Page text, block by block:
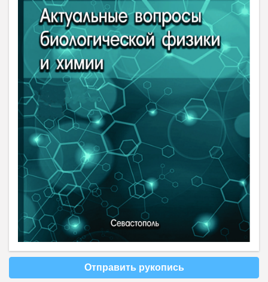
Отправить рукопись